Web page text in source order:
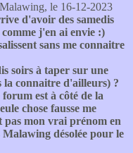
le 16-12-2023
d'avoir des samedis
j'en ai envie :)
sans me connaitre
soirs à taper sur une
la connaitre d'ailleurs) ?
est à côté de la
chose fausse me
pas mon vrai prénom en
désolée pour le